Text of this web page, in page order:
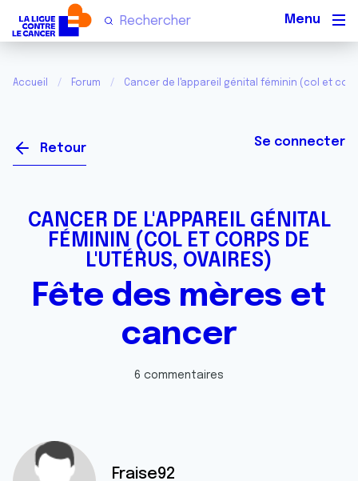
Accueil Forum Cancer de l'appareil génital féminin (col et
Retour Se connecter
CANCER DE L'APPAREIL GÉNITAL
FÉMININ (COL ET CORPS DE
L'UTÉRUS, OVAIRES)
Fête des mères et
cancer
6 commentaires
Fraise92